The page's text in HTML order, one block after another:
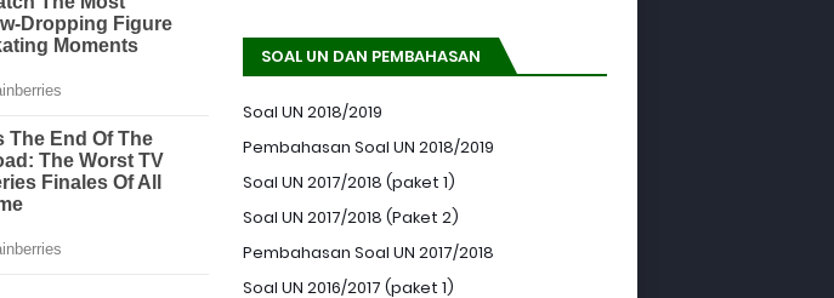
SOAL UN DAN PEMBAHASAN
Soal UN 2018/2019
Pembahasan Soal UN 2018/2019
Soal UN 2017/2018 (paket 1)
Soal UN 2017/2018 (Paket 2)
Pembahasan Soal UN 2017/2018
Soal UN 2016/2017 (paket 1)